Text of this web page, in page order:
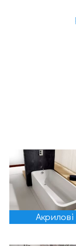
Акрилові